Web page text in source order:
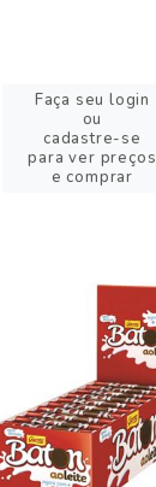
Faça seu login
ou
cadastre-se
para ver preços
e comprar